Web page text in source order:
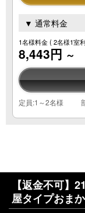
▼ 通常料金
1名様料金( 2名様1室
8,443円 ～
定員:1～2名様
【返金不可】
屋タイプおま